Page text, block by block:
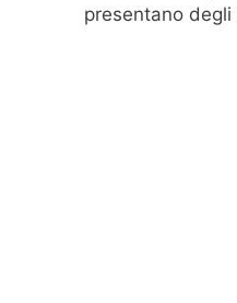
presentano degli